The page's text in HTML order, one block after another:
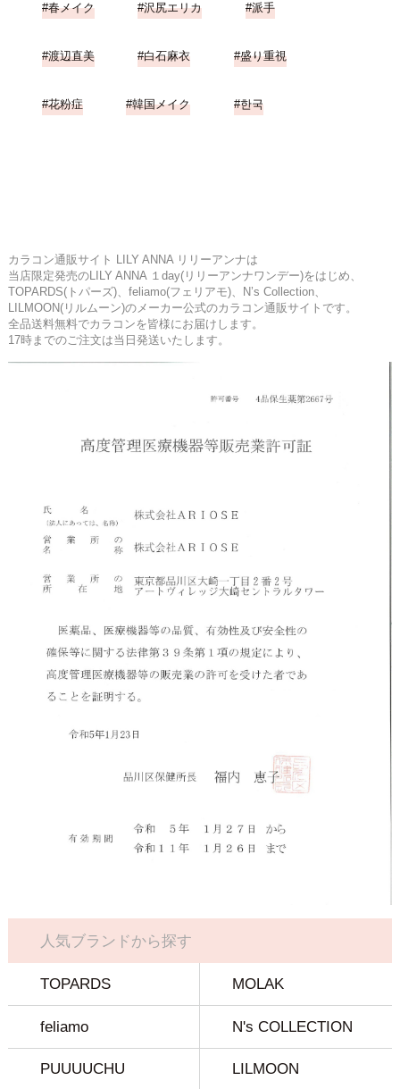
春メイク 沢尻エリカ 派手
渡辺直美 白石麻衣 盛り重視
花粉症 韓国メイク 한국
カラコン通販サイト LILY ANNA リリーアンナは
当店限定発売のLILY ANNA １day(リリーアンナワンデー)をはじめ、
TOPARDS(トパーズ)、feliamo(フェリアモ)、N’s Collection、
LILMOON(リルムーン)のメーカー公式のカラコン通販サイトです。
全品送料無料でカラコンを皆様にお届けします。
17時までのご注文は当日発送いたします。
人気ブランドから探す
TOPARDS MOLAK
feliamo N's COLLECTION
PUUUUCHU LILMOON